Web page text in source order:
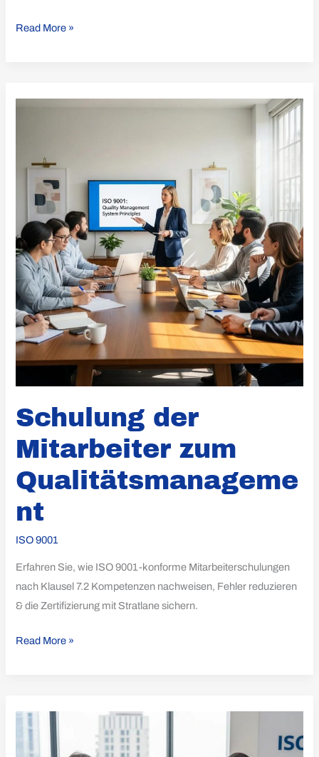
Read More »
Schulung der
Mitarbeiter zum
Qualitätsmanageme
nt
ISO 9001
Erfahren Sie, wie ISO 9001-konforme Mitarbeiterschulungen
nach Klausel 7.2 Kompetenzen nachweisen, Fehler reduzieren
& die Zertifizierung mit Stratlane sichern.
Qualitätsmanagement
Read More »